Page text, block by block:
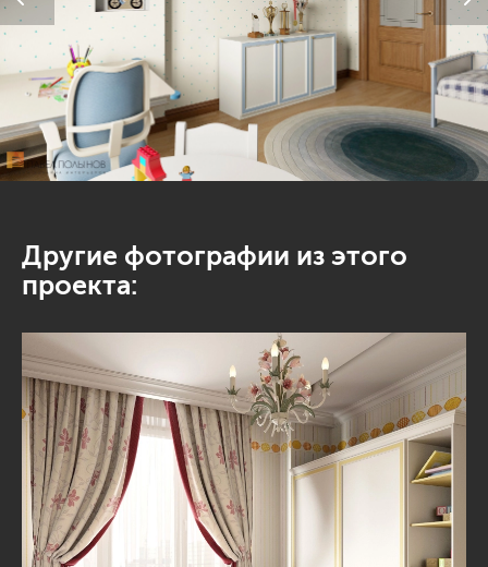
Другие фотографии из этого
проекта: